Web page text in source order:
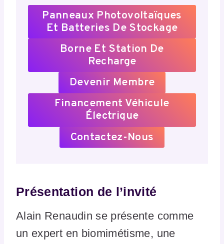
Panneaux Photovoltaïques
Et Batteries De Stockage
Borne Et Station De
Recharge
Devenir Membre
Financement Véhicule
Électrique
Contactez-Nous
Présentation de l’invité
Alain Renaudin se présente comme
un expert en biomimétisme, une